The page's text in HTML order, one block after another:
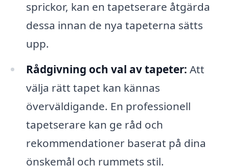
sprickor, kan en tapetserare åtgärda
dessa innan de nya tapeterna sätts
upp.
Rådgivning och val av tapeter: Att
välja rätt tapet kan kännas
överväldigande. En professionell
tapetserare kan ge råd och
rekommendationer baserat på dina
önskemål och rummets stil.